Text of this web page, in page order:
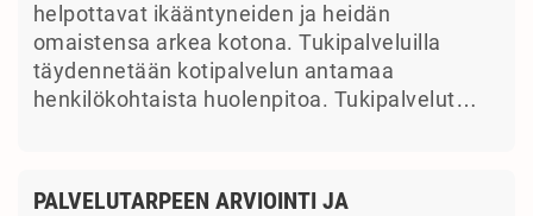
helpottavat ikääntyneiden ja heidän
omaistensa arkea kotona. Tukipalveluilla
täydennetään kotipalvelun antamaa
henkilökohtaista huolenpitoa. Tukipalvelut…
PALVELUTARPEEN ARVIOINTI JA